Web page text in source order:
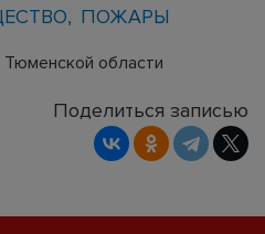
ПОЖАРЫ
области
Поделиться записью